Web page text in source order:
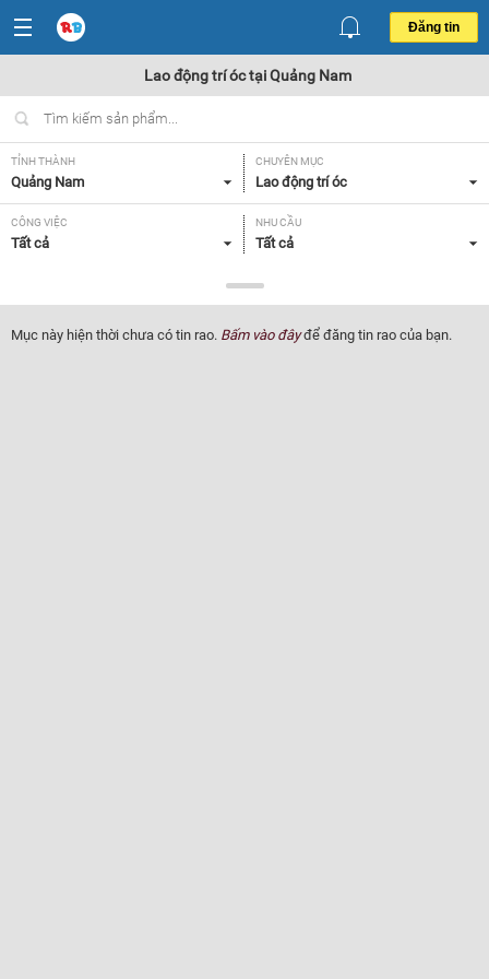
Đăng tin
Lao động trí óc tại Quảng Nam
TỈNH THÀNH
Quảng Nam
CHUYÊN MỤC
Lao động trí óc
CÔNG VIỆC
Tất cả
NHU CẦU
Tất cả
Tất cả
Mục này hiện thời chưa có tin rao. Bấm vào đâyđể đăng tin rao của bạn.